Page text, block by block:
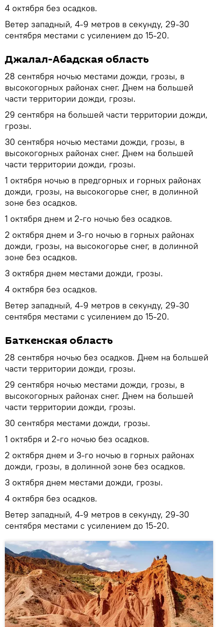
4 октября без осадков.
Ветер западный, 4-9 метров в секунду, 29-30
сентября местами с усилением до 15-20.
Джалал-Абадская область
28 сентября ночью местами дожди, грозы, в
высокогорных районах снег. Днем на большей
части территории дожди, грозы.
29 сентября на большей части территории дожди,
грозы.
30 сентября ночью местами дожди, грозы, в
высокогорных районах снег. Днем на большей
части территории дожди, грозы.
1 октября ночью в предгорных и горных районах
дожди, грозы, на высокогорье снег, в долинной
зоне без осадков.
1 октября днем и 2-го ночью без осадков.
2 октября днем и 3-го ночью в горных районах
дожди, грозы, на высокогорье снег, в долинной
зоне без осадков.
3 октября днем местами дожди, грозы.
4 октября без осадков.
Ветер западный, 4-9 метров в секунду, 29-30
сентября местами с усилением до 15-20.
Баткенская область
28 сентября ночью без осадков. Днем на большей
части территории дожди, грозы.
29 сентября ночью местами дожди, грозы, в
высокогорных районах снег. Днем на большей
части территории дожди, грозы.
30 сентября местами дожди, грозы.
1 октября и 2-го ночью без осадков.
2 октября днем и 3-го ночью в горных районах
дожди, грозы, в долинной зоне без осадков.
3 октября днем местами дожди, грозы.
4 октября без осадков.
Ветер западный, 4-9 метров в секунду, 29-30
сентября местами с усилением до 15-20.